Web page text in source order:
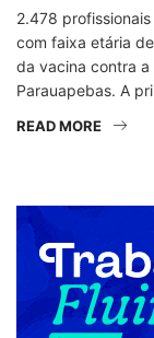
2.478
com faixa etária
da vacina contra
Parauapebas. A
READ MORE